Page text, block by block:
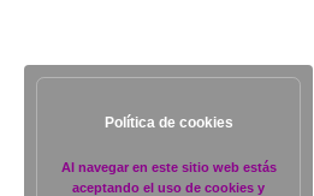
Política de cookies
Al navegar en este sitio web estás
aceptando el uso de cookies y